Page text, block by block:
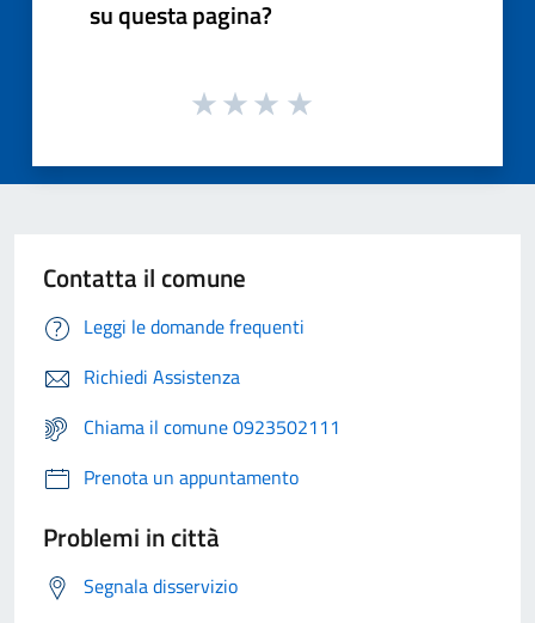
su questa pagina?
Contatta il comune
Leggi le domande frequenti
Richiedi Assistenza
Chiama il comune 0923502111
Prenota un appuntamento
Problemi in città
Segnala disservizio